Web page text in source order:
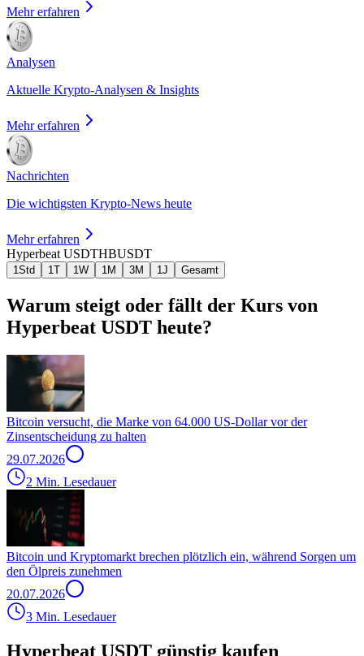
Mehr erfahren
Analysen
Aktuelle Krypto-Analysen & Insights
Mehr erfahren
Nachrichten
Die wichtigsten Krypto-News heute
Mehr erfahren
Hyperbeat USDTHBUSDT
1Std 1T 1W 1M 3M 1J Gesamt
Warum steigt oder fällt der Kurs von
Hyperbeat USDT heute?
Bitcoin versucht, die Marke von 64.000 US-Dollar vor der
Zinsentscheidung zu halten
29.07.2026
2 Min. Lesedauer
Bitcoin und Kryptomarkt brechen plötzlich ein, während Sorgen um
den Ölpreis zunehmen
20.07.2026
3 Min. Lesedauer
Hyperbeat USDT günstig kaufen